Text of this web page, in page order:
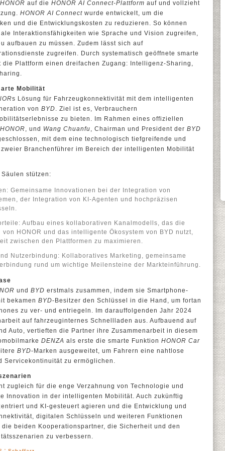
HONOR auf die HONOR AI Connect-Plattform auf und vollzieht
HONOR AI Connect wurde entwickelt, um die
und die Entwicklungskosten zu reduzieren. So können
Interaktionsfähigkeiten wie Sprache und Vision zugreifen,
aufbauen zu müssen. Zudem lässt sich auf
zugreifen. Durch systematisch geöffnete smarte
Plattform einen dreifachen Zugang: Intelligenz-Sharing,
Mobilität
s Lösung für Fahrzeugkonnektivität mit dem intelligenten
von BYD. Ziel ist es, Verbrauchern
zu bieten. Im Rahmen eines offiziellen
HONOR, und Wang Chuanfu, Chairman und President der BYD
mit dem eine technologisch tiefgreifende und
Branchenführer im Bereich der intelligenten Mobilität
stützen:
Gemeinsame Innovationen bei der Integration von
der Integration von KI-Agenten und hochpräzisen
Aufbau eines kollaborativen Kanalmodells, das die
HONOR und das intelligente Ökosystem von BYD nutzt,
zwischen den Plattformen zu maximieren.
Nutzerbindung: Kollaboratives Marketing, gemeinsame
rund um wichtige Meilensteine der Markteinführung.
und BYD erstmals zusammen, indem sie Smartphone-
bekamen BYD-Besitzer den Schlüssel in die Hand, um fortan
zu ver- und entriegeln. Im darauffolgenden Jahr 2024
auf fahrzeuginternes Schnellladen aus. Aufbauend auf
Auto, vertieften die Partner ihre Zusammenarbeit in diesem
DENZA als erste die smarte Funktion HONOR Car
BYD-Marken ausgeweitet, um Fahrern eine nahtlose
Servicekontinuität zu ermöglichen.
zugleich für die enge Verzahnung von Technologie und
Innovation in der intelligenten Mobilität. Auch zukünftig
und KI-gesteuert agieren und die Entwicklung und
digitalen Schlüsseln und weiteren Funktionen
beiden Kooperationspartner, die Sicherheit und den
zu verbessern.